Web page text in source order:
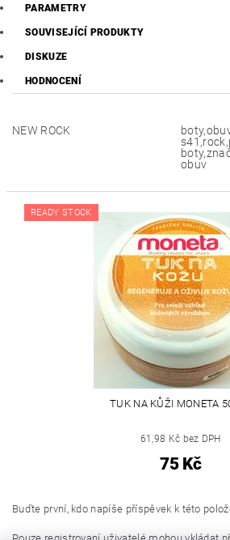
PARAMETRY
SOUVISEJÍCÍ PRODUKTY
DISKUZE
HODNOCENÍ
NEW ROCK
obuv
READY STOCK
TUK NA KŮŽI MONETA
61,98 Kč bez DPH
75 Kč
Buďte první, kdo napíše příspěvek k této